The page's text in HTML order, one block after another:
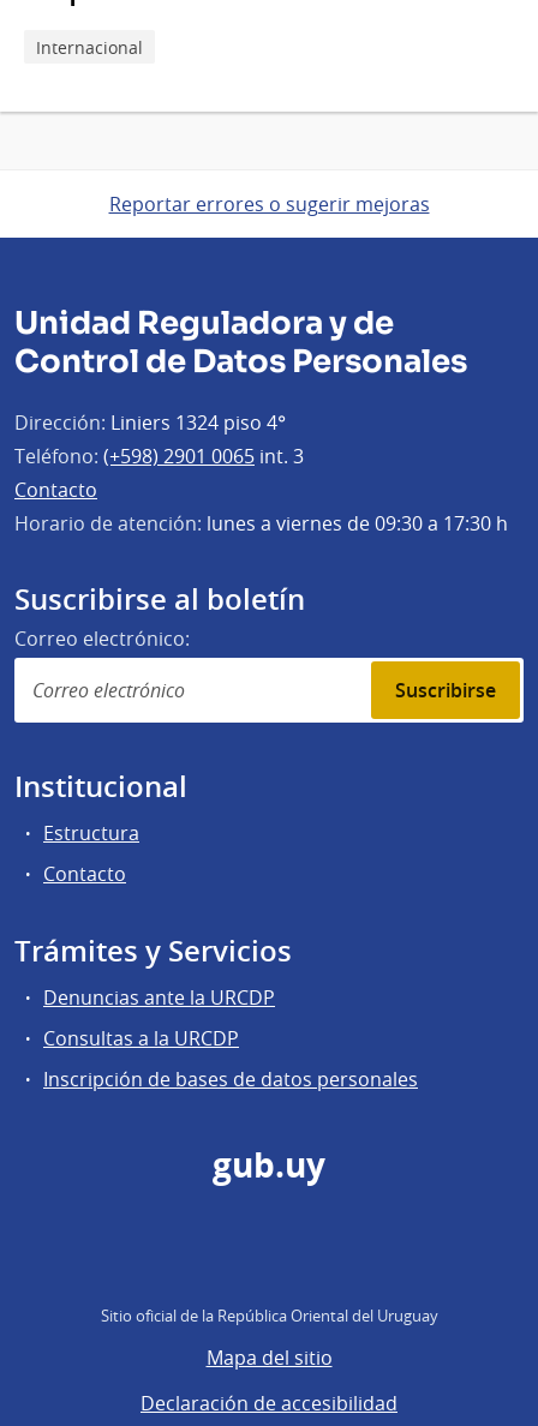
Internacional
Reportar errores o sugerir mejoras
Unidad Reguladora y de
Control de Datos Personales
Dirección: Liniers 1324 piso 4°
Teléfono: (+598) 2901 0065 int. 3
Contacto
Horario de atención: lunes a viernes de 09:30 a 17:30 h
Suscribirse al boletín
Correo electrónico:
Suscribirse
Institucional
Estructura
Contacto
Trámites y Servicios
Denuncias ante la URCDP
Consultas a la URCDP
Inscripción de bases de datos personales
gub.uy
Sitio oficial de la República Oriental del Uruguay
Mapa del sitio
Declaración de accesibilidad